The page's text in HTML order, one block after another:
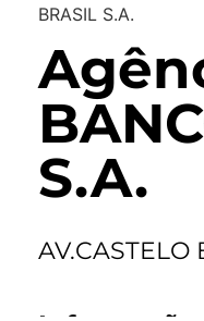
BRASIL S.A.
S.A.
AV.CASTELO